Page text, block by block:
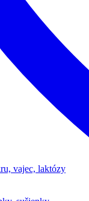
vajec, laktózy